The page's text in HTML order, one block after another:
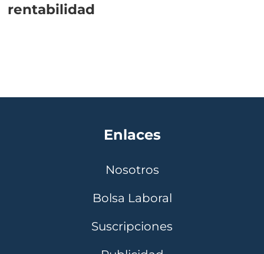
rentabilidad
Enlaces
Nosotros
Bolsa Laboral
Suscripciones